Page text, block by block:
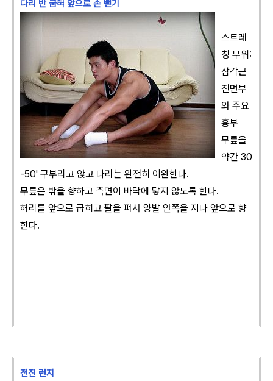
다리 반 굽혀 앞으로 손 뻗기
스트레
칭 부위:
삼각근
전면부
와 주요
흉부
무릎을
약간 30
-50' 구부리고 앉고 다리는 완전히 이완한다.
무릎은 밖을 향하고 측면이 바닥에 닿지 않도록 한다.
허리를 앞으로 굽히고 팔을 펴서 양발 안쪽을 지나 앞으로 향
한다.
전진 런지